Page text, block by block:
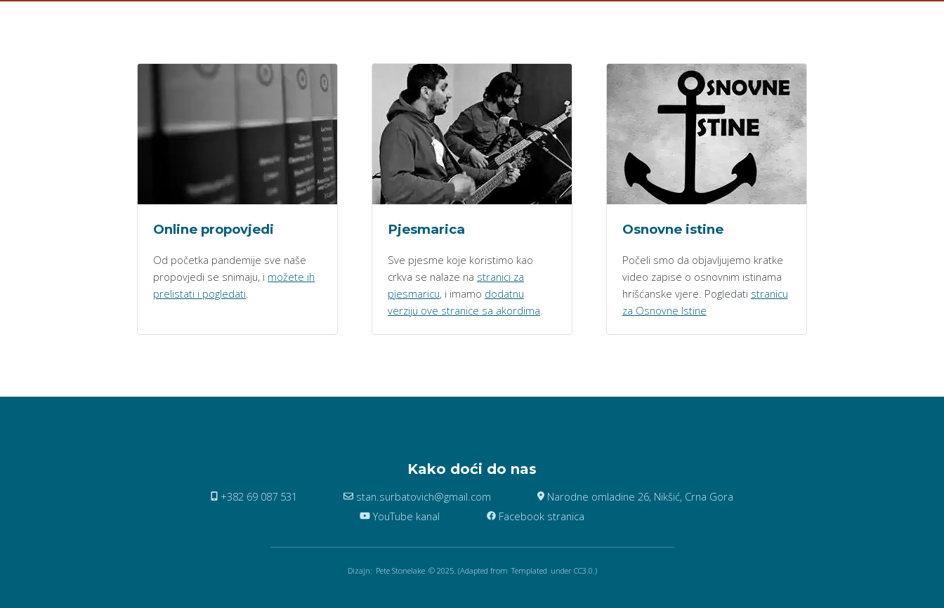
Online propovjedi
Od početka pandemije sve naše
propovjedi se snimaju, i možete ih
prelistati i pogledati.
Pjesmarica
Sve pjesme koje koristimo kao
crkva se nalaze na stranici za
pjesmaricu, i imamo dodatnu
verziju ove stranice sa akordima.
Osnovne istine
Počeli smo da objavljujemo kratke
video zapise o osnovnim istinama
hrišćanske vjere. Pogledati stranicu
za Osnovne Istine
Kako doći do nas
+382 69 087 531 stan.surbatovich@gmail.com
Narodne omladine 26, Nikšić, Crna Gora
YouTube kanal
Facebook stranica
Dizajn: Pete Stonelake © 2025. (Adapted from Templated under CC3.0.)